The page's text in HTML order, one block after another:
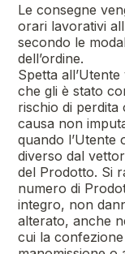
Le consegne
orari lavorativi
secondo le
dell’ordine.
Spetta
che gli è stato
rischio di perdita
causa non
quando l’Utente
diverso dal
del Prodotto. Si
numero di
integro, non
alterato, anche
cui la